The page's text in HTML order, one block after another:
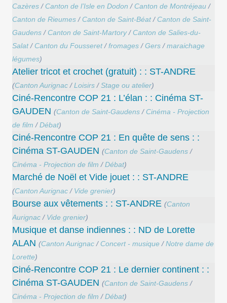
Cazères / Canton de l’Isle en Dodon / Canton de Montréjeau /
Canton de Rieumes / Canton de Saint-Béat/ Canton de Saint-
Gaudens / Canton de Saint-Martory/ Canton de Salies-du-
Salat/ Canton du Fousseret/fromages /Gers /maraichage
légumes)
Atelier tricot et crochet (gratuit) : : ST-ANDRE
(Canton Aurignac /Loisirs /Stage ou atelier)
Ciné-Rencontre COP 21 : L’élan : : Cinéma ST-
GAUDEN (Canton de Saint-Gaudens / Cinéma - Projection
de film /Débat)
Ciné-Rencontre COP 21 : En quête de sens : :
Cinéma ST-GAUDEN (Canton de Saint-Gaudens /
Cinéma - Projection de film /Débat)
Marché de Noël et Vide jouet : : ST-ANDRE
(Canton Aurignac / Vide grenier)
Bourse aux vêtements : : ST-ANDRE (Canton
Aurignac / Vide grenier)
Musique et danse indiennes : : ND de Lorette
ALAN (Canton Aurignac / Concert - musique /Notre dame de
Lorette)
Ciné-Rencontre COP 21 : Le dernier continent : :
Cinéma ST-GAUDEN (Canton de Saint-Gaudens /
Cinéma - Projection de film /Débat)